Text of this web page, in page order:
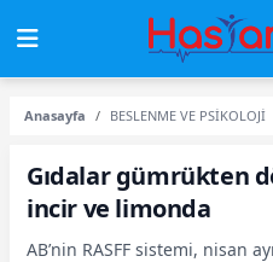
Anasayfa BESLENME VE PSİKOLOJİ
Gıdalar gümrükten
incir ve limonda
AB’nin RASFF sistemi, nisan